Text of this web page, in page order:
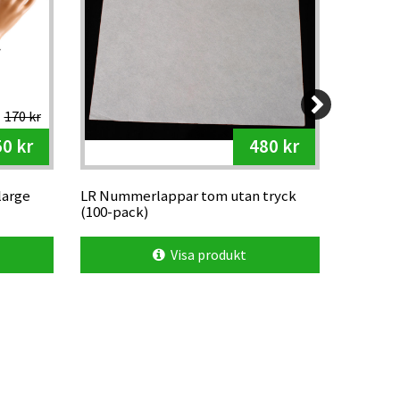
170 kr
kr 480 kr
LR Nummerlappar tom utan tryck
(100-pack)
Visa produkt